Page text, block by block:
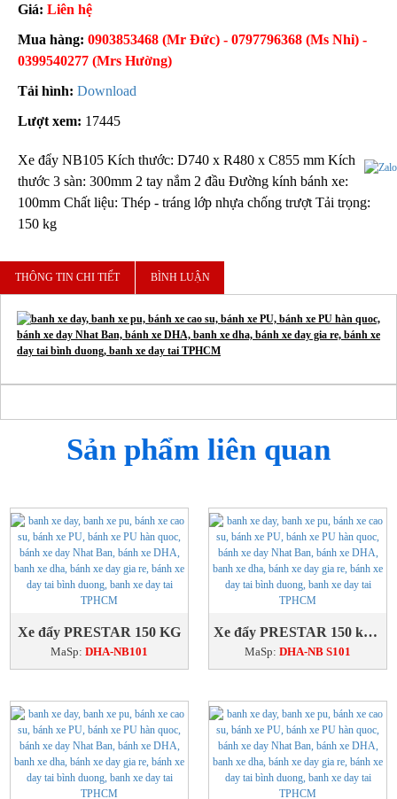
Giá: Liên hệ
Mua hàng: 0903853468 (Mr Đức) - 0797796368 (Ms Nhi) -
0399540277 (Mrs Hường)
Tải hình: Download
Lượt xem: 17445
Xe đẩy NB105 Kích thước: D740 x R480 x C855 mm Kích
thước 3 sàn: 300mm 2 tay nắm 2 đầu Đường kính bánh xe:
100mm Chất liệu: Thép - tráng lớp nhựa chống trượt Tải trọng:
150 kg
THÔNG TIN CHI TIẾT BÌNH LUẬN
Sản phẩm liên quan
Xe đẩy PRESTAR 150 KG
MaSp: DHA-NB101
Xe đẩy PRESTAR 150 kg có khóa
MaSp: DHA-NB S101